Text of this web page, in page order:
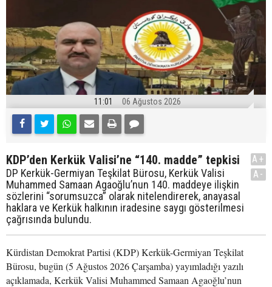
11:01 06 Ağustos 2026
KDP’den Kerkük Valisi’ne “140. madde” tepkisi
DP Kerkük-Germiyan Teşkilat Bürosu, Kerkük Valisi
Muhammed Samaan Agaoğlu’nun 140. maddeye ilişkin
sözlerini “sorumsuzca” olarak nitelendirerek, anayasal
haklara ve Kerkük halkının iradesine saygı gösterilmesi
çağrısında bulundu.
A+
A-
Kürdistan Demokrat Partisi (KDP) Kerkük-Germiyan Teşkilat
Bürosu, bugün (5 Ağustos 2026 Çarşamba) yayımladığı yazılı
açıklamada, Kerkük Valisi Muhammed Samaan Agaoğlu’nun